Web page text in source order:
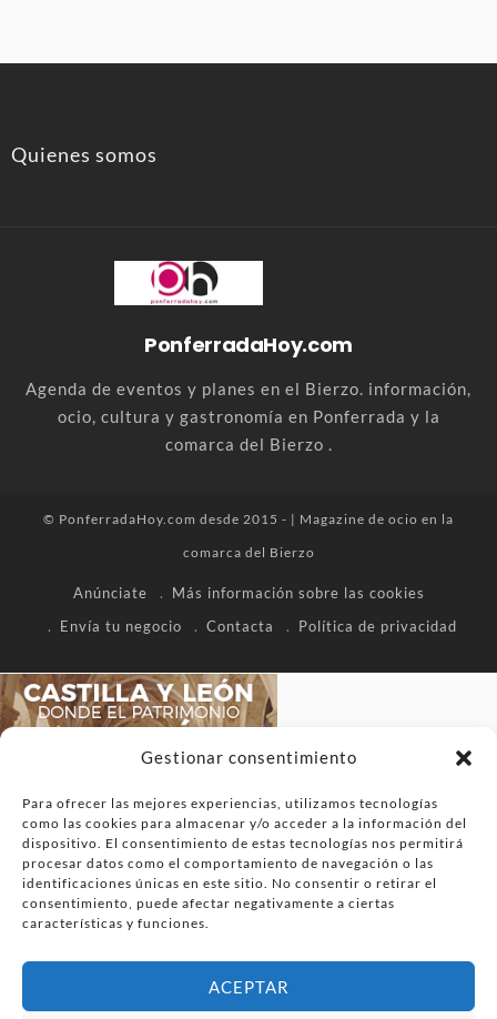
Gestionar consentimiento
Para ofrecer las mejores experiencias, utilizamos tecnologías
como las cookies para almacenar y/o acceder a la información del
dispositivo. El consentimiento de estas tecnologías nos permitirá
procesar datos como el comportamiento de navegación o las
identificaciones únicas en este sitio. No consentir o retirar el
consentimiento, puede afectar negativamente a ciertas
características y funciones.
ACEPTAR
Quienes somos
PonferradaHoy.com
Agenda de eventos y planes en el Bierzo. información,
ocio, cultura y gastronomía en Ponferrada y la
comarca del Bierzo .
© PonferradaHoy.com desde 2015 - | Magazine de ocio en la
comarca del Bierzo
Anúnciate
Más información sobre las cookies
Envía tu negocio
Contacta Política de privacidad